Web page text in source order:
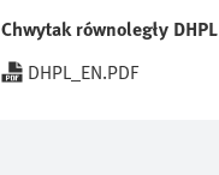
Chwytak równoległy DHPL
DHPL_EN.PDF